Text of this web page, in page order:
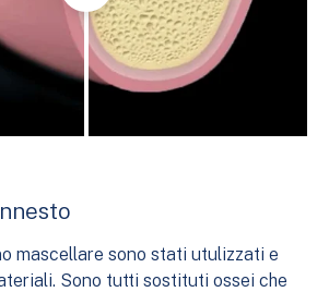
mascellare sono stati utulizzati e
Sono tutti sostituti ossei che